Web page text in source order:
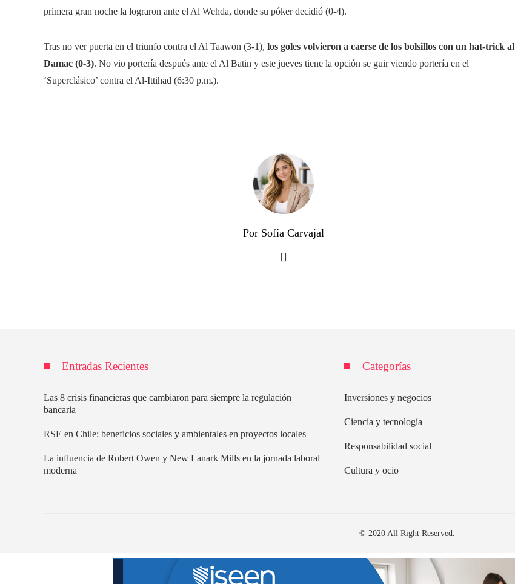
primera gran noche la lograron ante el Al Wehda, donde su póker decidió (0-4).
Tras no ver puerta en el triunfo contra el Al Taawon (3-1), los goles volvieron a caerse de los bolsillos con un hat-trick al
Damac (0-3). No vio portería después ante el Al Batin y este jueves tiene la opción se guir viendo portería en el
‘Superclásico’ contra el Al-Ittihad (6:30 p.m.).
Por Sofía Carvajal
Entradas Recientes
Las 8 crisis financieras que cambiaron para siempre la regulación
bancaria
RSE en Chile: beneficios sociales y ambientales en proyectos locales
La influencia de Robert Owen y New Lanark Mills en la jornada laboral
moderna
Categorías
Inversiones y negocios
Ciencia y tecnología
Responsabilidad social
Cultura y ocio
© 2020 All Right Reserved.